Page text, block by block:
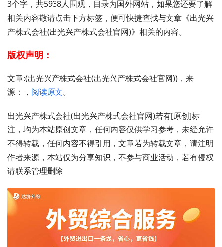
3个字，共5938人围观，目录为国外网站，如果您还要了解
相关内容敬请点击下方标签，便可快捷查找与文章《出光兴
产株式会社(出光兴产株式会社官网)》相关的内容。
版权声明：
文章:(出光兴产株式会社(出光兴产株式会社官网))，来
源：， 阅读原文。
出光兴产株式会社(出光兴产株式会社官网)若有[原创]标
注，均为本站原创文章，任何内容仅供学习参考，未经允许
不得转载，任何内容不得引用，文章若为转载文章，请注明
作者来源，本站仅为分享知识，不参与商业活动，若有侵权
请联系管理删除